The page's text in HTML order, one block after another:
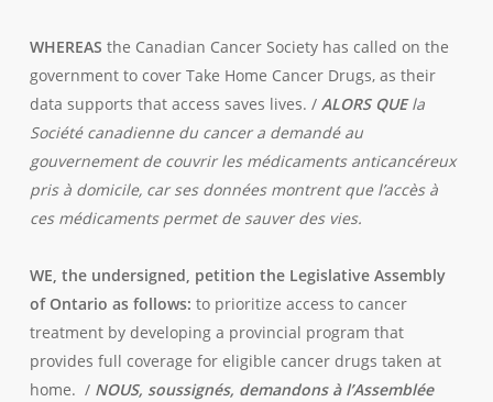
WHEREAS the Canadian Cancer Society has called on the
government to cover Take Home Cancer Drugs, as their
data supports that access saves lives. / ALORS QUEla
Société canadienne du cancer a demandé au
gouvernement de couvrir les médicaments anticancéreux
pris à domicile, car ses données montrent que l’accès à
ces médicaments permet de sauver des vies.
WE, the undersigned, petition the Legislative Assembly
of Ontario as follows: to prioritize access to cancer
treatment by developing a provincial program that
provides full coverage for eligible cancer drugs taken at
home. / NOUS, soussignés, demandons à l’Assemblée